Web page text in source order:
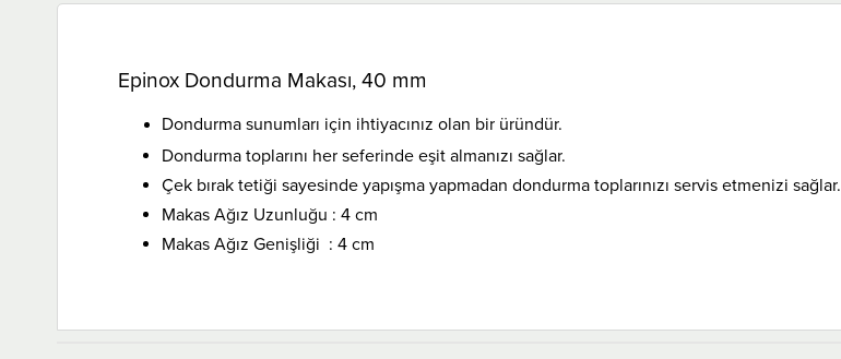
Epinox Dondurma Makası, 40 mm
Dondurma sunumları için ihtiyacınız olan bir üründür.
Dondurma toplarını her seferinde eşit almanızı sağlar.
Çek bırak tetiği sayesinde yapışma yapmadan dondurma toplarınızı servis etmenizi sağlar.
Makas Ağız Uzunluğu : 4 cm
Makas Ağız Genişliği : 4 cm